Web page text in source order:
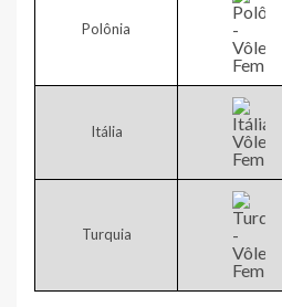
Polônia
​Itália
Turquia